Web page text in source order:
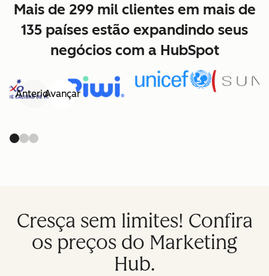
Mais de 299 mil clientes em mais de
135 países estão expandindo seus
negócios com a HubSpot
AnteriorAvançar
Cresça sem limites! Confira
os preços do Marketing
Hub.